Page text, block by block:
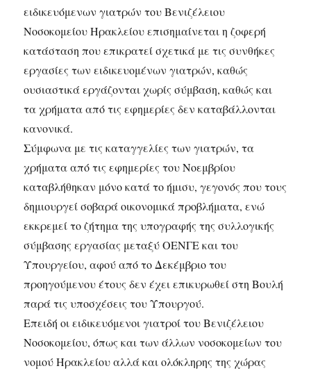
ειδικευόμενων γιατρών του Βενιζέλειου
Νοσοκομείου Ηρακλείου επισημαίνεται η ζοφερή
κατάσταση που επικρατεί σχετικά με τις συνθήκες
εργασίες των ειδικευομένων γιατρών, καθώς
ουσιαστικά εργάζονται χωρίς σύμβαση, καθώς και
τα χρήματα από τις εφημερίες δεν καταβάλλονται
κανονικά.
Σύμφωνα με τις καταγγελίες των γιατρών, τα
χρήματα από τις εφημερίες του Νοεμβρίου
καταβλήθηκαν μόνο κατά το ήμισυ, γεγονός που τους
δημιουργεί σοβαρά οικονομικά προβλήματα, ενώ
εκκρεμεί το ζήτημα της υπογραφής της συλλογικής
σύμβασης εργασίας μεταξύ ΟΕΝΓΕ και του
Υπουργείου, αφού από το Δεκέμβριο του
προηγούμενου έτους δεν έχει επικυρωθεί στη Βουλή
παρά τις υποσχέσεις του Υπουργού.
Επειδή οι ειδικευόμενοι γιατροί του Βενιζέλειου
Νοσοκομείου, όπως και των άλλων νοσοκομείων του
νομού Ηρακλείου αλλά και ολόκληρης της χώρας